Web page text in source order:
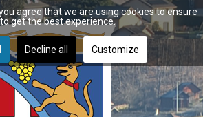
agree that we are using cookies to ensure
get the best experience.
Decline all Customize